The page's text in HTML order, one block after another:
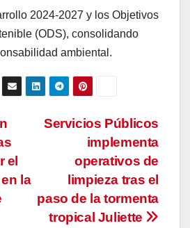
2024-2027 y los Objetivos
(ODS), consolidando
ambiental.
Servicios Públicos
implementa
operativos de
limpieza tras el
paso de la tormenta
tropical Juliette
el
la